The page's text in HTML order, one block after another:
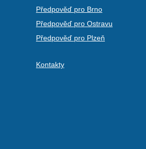
Předpověď pro Brno
Předpověď pro Ostravu
Předpověď pro Plzeň
Kontakty